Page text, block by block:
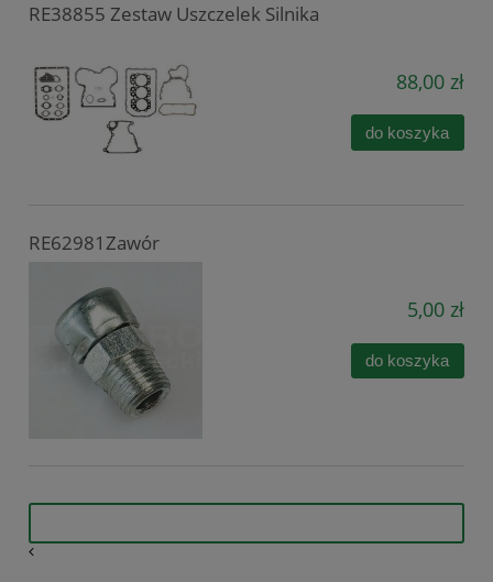
RE38855 Zestaw Uszczelek Silnika
88,00 zł
do koszyka
RE62981Zawór
5,00 zł
do koszyka